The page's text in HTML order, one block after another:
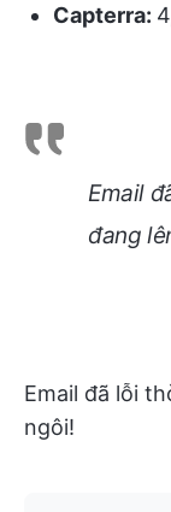
Capterra:
Email
đang
Email đã lỗi
ngôi!